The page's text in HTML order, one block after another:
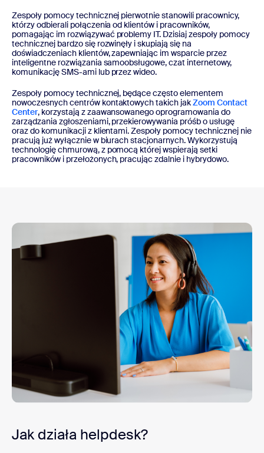
Zespoły pomocy technicznej pierwotnie stanowili pracownicy,
którzy odbierali połączenia od klientów i pracowników,
pomagając im rozwiązywać problemy IT. Dzisiaj zespoły pomocy
technicznej bardzo się rozwinęły i skupiają się na
doświadczeniach klientów, zapewniając im wsparcie przez
inteligentne rozwiązania samoobsługowe, czat internetowy,
komunikację SMS-ami lub przez wideo.
Zespoły pomocy technicznej, będące często elementem
nowoczesnych centrów kontaktowych takich jakZoom Contact
Center, korzystają z zaawansowanego oprogramowania do
zarządzania zgłoszeniami, przekierowywania próśb o usługę
oraz do komunikacji z klientami. Zespoły pomocy technicznej nie
pracują już wyłącznie w biurach stacjonarnych. Wykorzystują
technologię chmurową, z pomocą której wspierają setki
pracowników i przełożonych, pracując zdalnie i hybrydowo.
Jak działa helpdesk?